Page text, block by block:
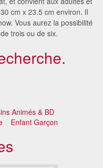
cm x 23.5 cm environ. Il
Vous aurez la possibilité
trois ou de six.
Animés & BD
Enfant Garçon